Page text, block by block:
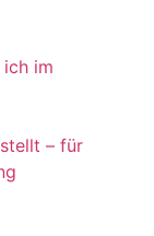
ich im
– für